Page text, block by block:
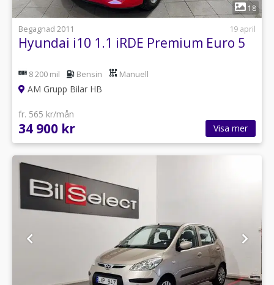
1
18
Begagnad 2011
19 april
Hyundai i10 1.1 iRDE Premium Euro 5
8 200 mil Bensin Manuell
AM Grupp Bilar HB
fr. 565 kr/mån
34 900 kr Visa mer